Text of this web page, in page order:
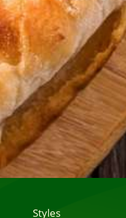
Styles